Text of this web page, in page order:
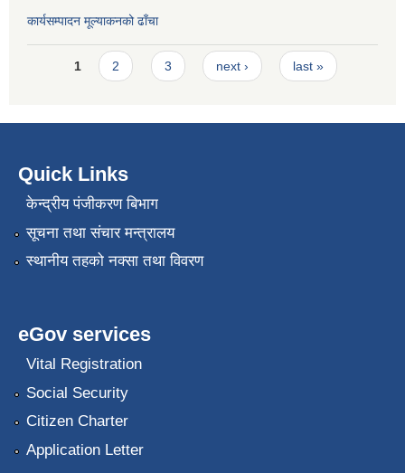
कार्यसम्पादन मूल्या‌कनको ढाँचा
Pages
1 2 3 next › last »
Quick Links
केन्द्रीय पंजीकरण बिभाग
सूचना तथा संचार मन्त्रालय
स्थानीय तहको नक्सा तथा विवरण
eGov services
Vital Registration
Social Security
Citizen Charter
Application Letter